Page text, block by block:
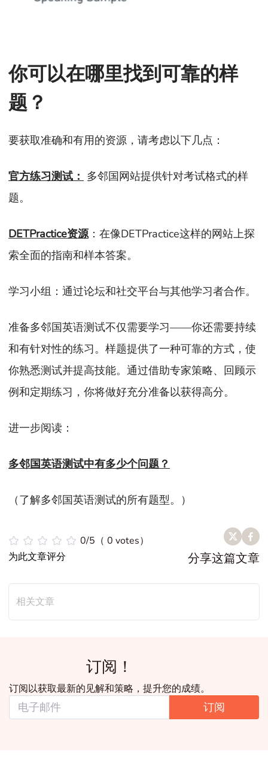
你可以在哪里找到可靠的样
题？
要获取准确和有用的资源，请考虑以下几点：
官方练习测试： 多邻国网站提供针对考试格式的样
题。
DETPractice资源：在像DETPractice这样的网站上探
索全面的指南和样本答案。
学习小组：通过论坛和社交平台与其他学习者合作。
准备多邻国英语测试不仅需要学习——你还需要持续
和有针对性的练习。样题提供了一种可靠的方式，使
你熟悉测试并提高技能。通过借助专家策略、回顾示
例和定期练习，你将做好充分准备以获得高分。
进一步阅读：
多邻国英语测试中有多少个问题？
（了解多邻国英语测试的所有题型。）
0/5（ 0 votes）
为此文章评分
分享这篇文章
相关文章
订阅！
订阅以获取最新的见解和策略，提升您的成绩。
订阅